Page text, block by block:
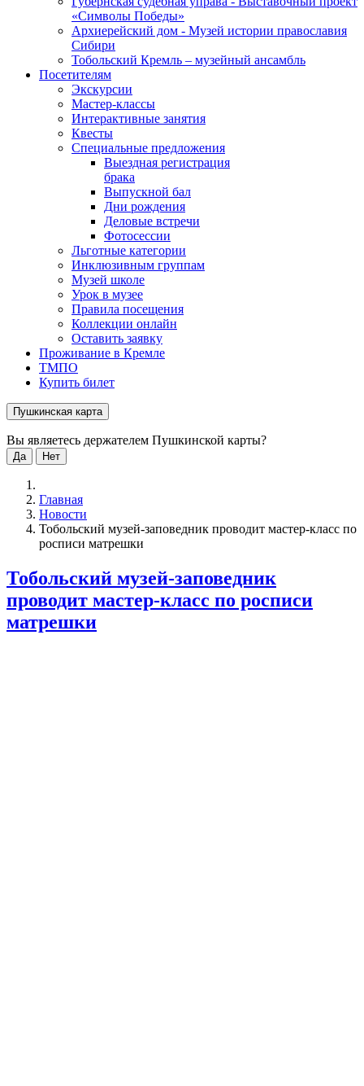
«Символы Победы»
Архиерейский дом - Музей истории православия
Сибири
Тобольский Кремль – музейный ансамбль
Посетителям
Экскурсии
Мастер-классы
Интерактивные занятия
Квесты
Специальные предложения
Выездная регистрация
брака
Выпускной бал
Дни рождения
Деловые встречи
Фотосессии
Льготные категории
Инклюзивным группам
Музей школе
Урок в музее
Правила посещения
Коллекции онлайн
Оставить заявку
Проживание в Кремле
ТМПО
Купить билет
Пушкинская карта
Вы являетесь держателем Пушкинской карты?
Да Нет
Главная
Новости
Тобольский музей-заповедник проводит мастер-класс по
росписи матрешки
Тобольский музей-заповедник
проводит мастер-класс по росписи
матрешки